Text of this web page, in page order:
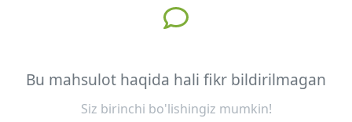
Bu mahsulot haqida hali fikr bildirilmagan
Siz birinchi bo'lishingiz mumkin!